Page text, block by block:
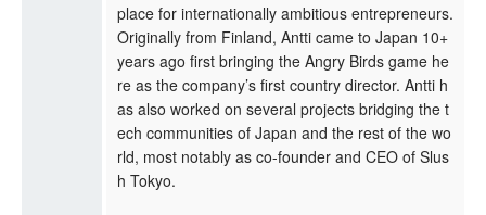
place for internationally ambitious entrepreneurs.
Originally from Finland, Antti came to Japan 10+
years ago first bringing the Angry Birds game he
re as the company’s first country director. Antti h
as also worked on several projects bridging the t
ech communities of Japan and the rest of the wo
rld, most notably as co-founder and CEO of Slus
h Tokyo.